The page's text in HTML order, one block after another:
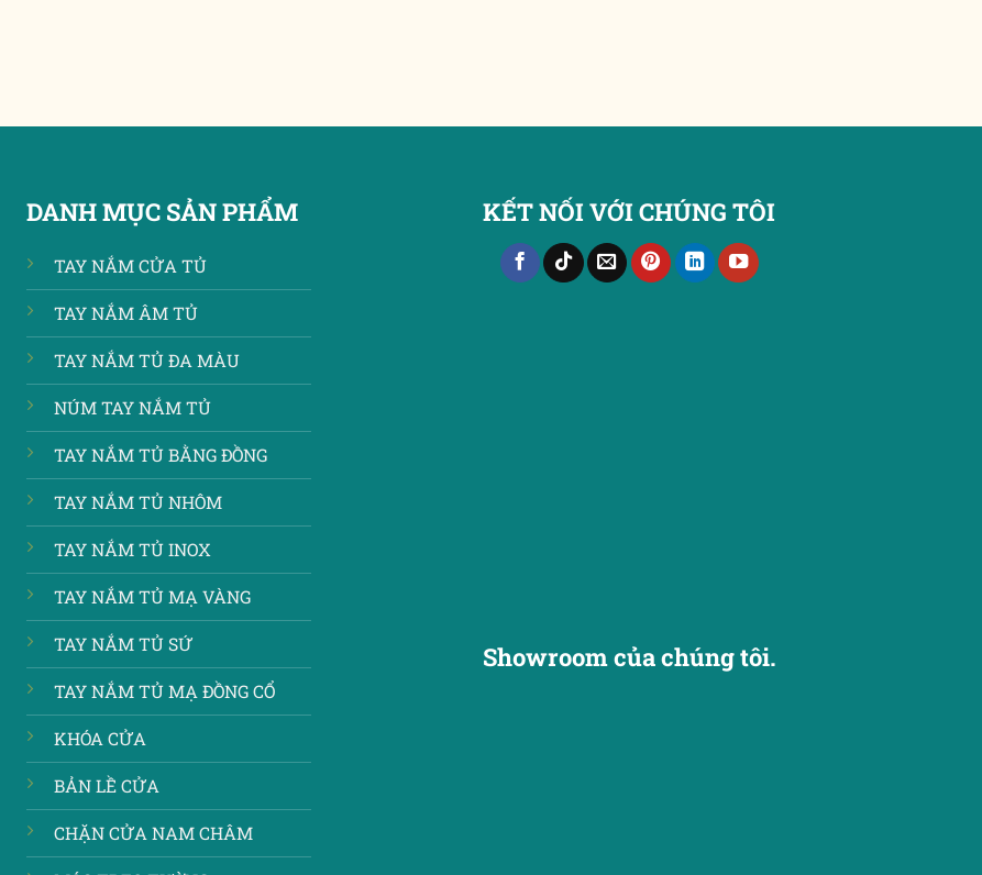
DANH MỤC SẢN PHẨM
TAY NẮM CỬA TỦ
TAY NẮM ÂM TỦ
TAY NẮM TỦ ĐA MÀU
NÚM TAY NẮM TỦ
TAY NẮM TỦ BẰNG ĐỒNG
TAY NẮM TỦ NHÔM
TAY NẮM TỦ INOX
TAY NẮM TỦ MẠ VÀNG
TAY NẮM TỦ SỨ
TAY NẮM TỦ MẠ ĐỒNG CỔ
KHÓA CỬA
BẢN LỀ CỬA
CHẶN CỬA NAM CHÂM
KẾT NỐI VỚI CHÚNG TÔI
Showroom của chúng tôi.